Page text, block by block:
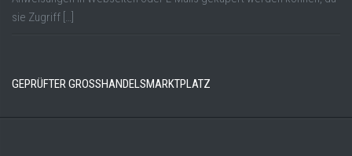
sie Zugriff […]
GEPRÜFTER GROSSHANDELSMARKTPLATZ